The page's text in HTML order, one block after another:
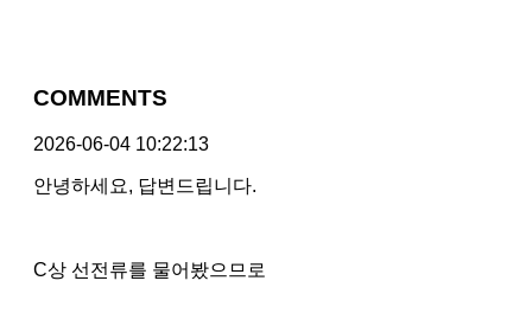
COMMENTS
2026-06-04 10:22:13
안녕하세요, 답변드립니다.
C상 선전류를 물어봤으므로